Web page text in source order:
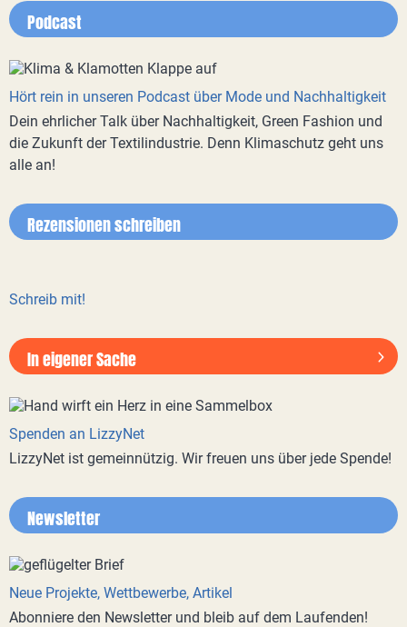
Podcast
Hört rein in unseren Podcast über Mode und Nachhaltigkeit
Dein ehrlicher Talk über Nachhaltigkeit, Green Fashion und
die Zukunft der Textilindustrie. Denn Klimaschutz geht uns
alle an!
Rezensionen schreiben
Schreib mit!
In eigener Sache
Spenden an LizzyNet
LizzyNet ist gemeinnützig. Wir freuen uns über jede Spende!
Newsletter
Neue Projekte, Wettbewerbe, Artikel
Abonniere den Newsletter und bleib auf dem Laufenden!